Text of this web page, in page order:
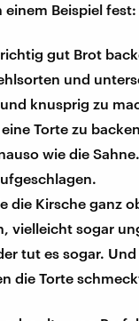
einem Beispiel fest:
gut Brot
und
knusprig zu
Torte zu
wie die
die Kirsche ganz
vielleicht sogar
tut es sogar.
die Torte